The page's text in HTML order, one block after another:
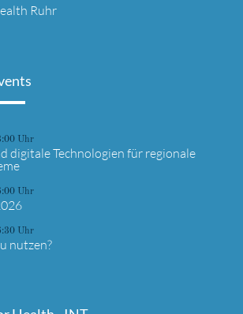
Ruhr
Uhr
digitale Technologien für regionale
Uhr
Uhr
nutzen?